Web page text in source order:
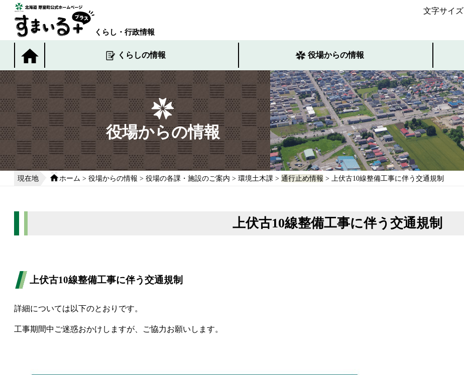
くらし・行政情報
文字サイズ
くらしの情報 役場からの情報
役場からの情報
現在地 ホーム > 役場からの情報 > 役場の各課・施設のご案内 > 環境土木課 > 通行止め情報 > 上伏古10線整備工事に伴う交通規制
上伏古10線整備工事に伴う交通規制
上伏古10線整備工事に伴う交通規制
詳細については以下のとおりです。
工事期間中ご迷惑おかけしますが、ご協力お願いします。